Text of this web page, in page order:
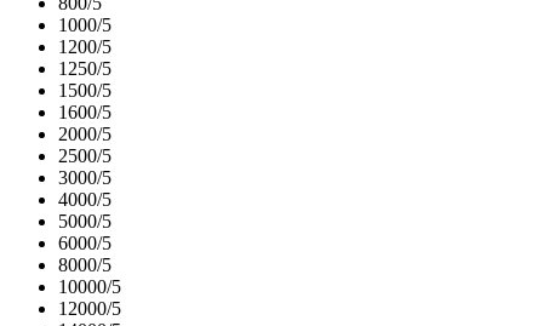
1000/5
1200/5
1250/5
1500/5
1600/5
2000/5
2500/5
3000/5
4000/5
5000/5
6000/5
8000/5
10000/5
12000/5